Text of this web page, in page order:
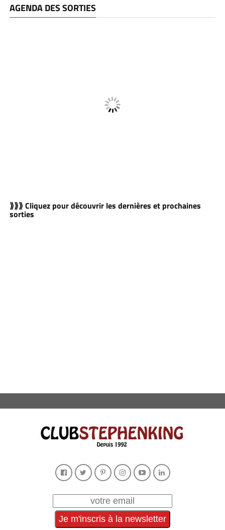
AGENDA DES SORTIES
⟫⟫⟫ Cliquez pour découvrir les dernières et prochaines
sorties